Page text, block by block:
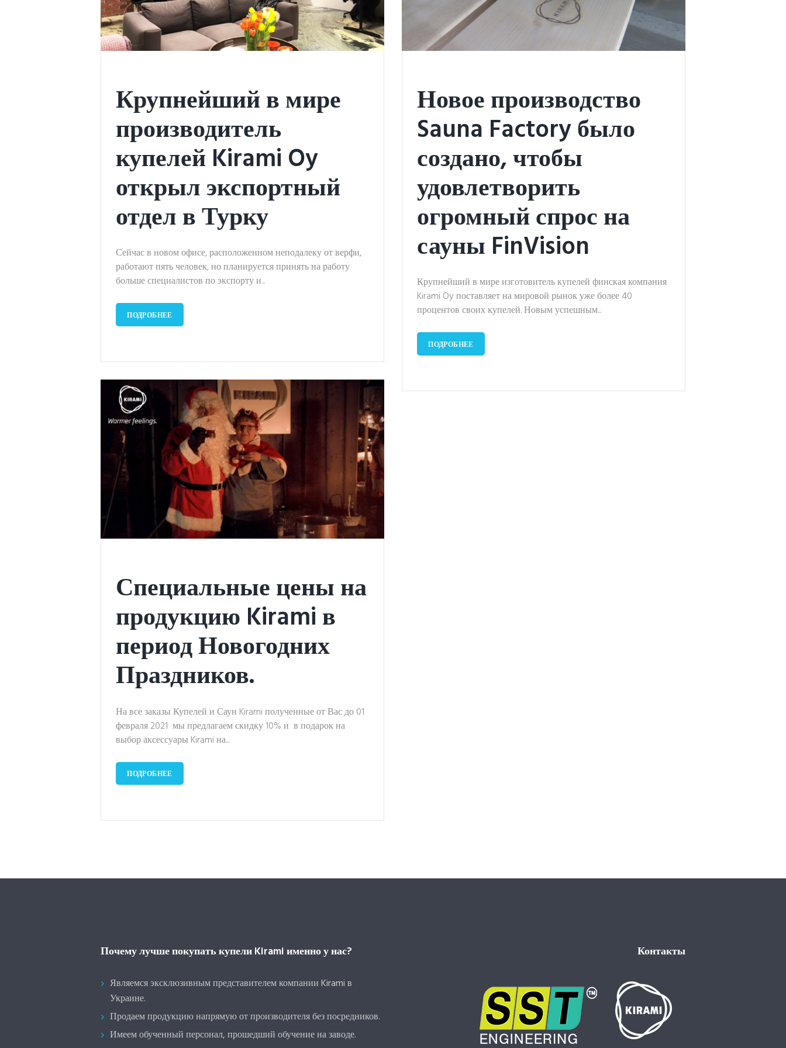
Крупнейший в мире
производитель
купелей Kirami Oy
открыл экспортный
отдел в Турку
Сейчас в новом офисе, расположенном неподалеку от верфи,
работают пять человек, но планируется принять на работу
больше специалистов по экспорту и...
ПОДРОБНЕЕ
Новое производство
Sauna Factory было
создано, чтобы
удовлетворить
огромный спрос на
сауны FinVision
Крупнейший в мире изготовитель купелей финская компания
Kirami Oy поставляет на мировой рынок уже более 40
процентов своих купелей. Новым успешным...
ПОДРОБНЕЕ
Специальные цены на
продукцию Kirami в
период Новогодних
Праздников.
На все заказы Купелей и Саун Kirami полученные от Вас до 01
февраля 2021 мы предлагаем скидку 10% и в подарок на
выбор аксессуары Kirami на...
ПОДРОБНЕЕ
Почему лучше покупать купели Kirami именно у нас?
Являемся эксклюзивным представителем компании Kirami в
Украине.
Продаем продукцию напрямую от производителя без посредников.
Имеем обученный персонал, прошедший обучение на заводе.
Контакты